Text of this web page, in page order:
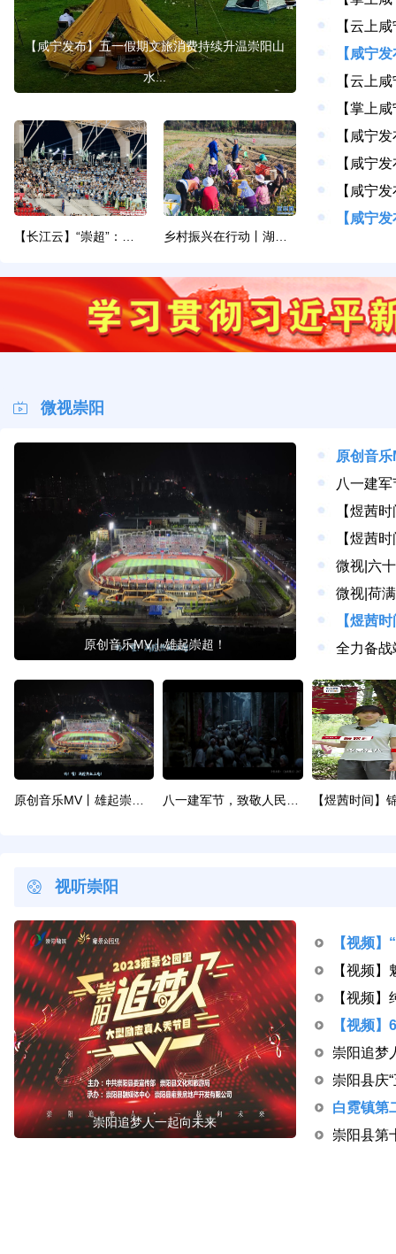
【咸宁发布】五一假期文旅消费持续升温崇阳山
水...
【长江云】“崇超”：球票5元，热爱无价 乡村振兴在行动丨湖北崇阳：以多元路径解锁乡村...
微视崇阳
原创音乐MV丨雄起崇超！
原创音
八一建
【煜茜
微视|六
微视|荷
视听崇阳
崇阳追梦人一起向未来
崇阳追梦
崇阳县第